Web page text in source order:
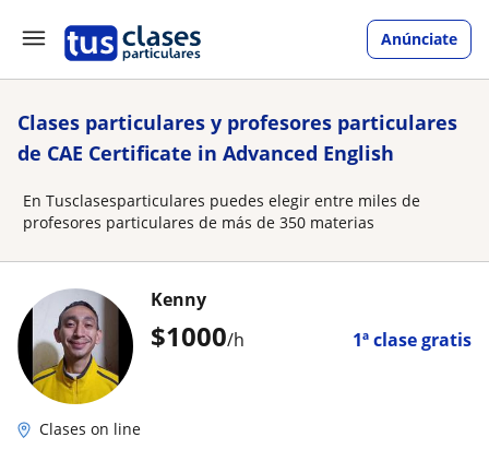
Anúnciate
Clases particulares y profesores particulares
de CAE Certificate in Advanced English
En Tusclasesparticulares puedes elegir entre miles de
profesores particulares de más de 350 materias
$1000/h 1ª clase gratis
Kenny
Clases on line